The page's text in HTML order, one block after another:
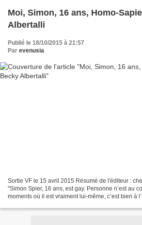
Moi, Simon, 16 ans, Homo-
Albertalli
Publié le 18/10/2015 à 21:57
Par evenusia
Sortie VF le 15 avril 2015 Résumé de l'éditeur :
"Simon Spier, 16 ans, est gay. Personne n’est au
moments où il est vraiment lui-même, c’est bien à